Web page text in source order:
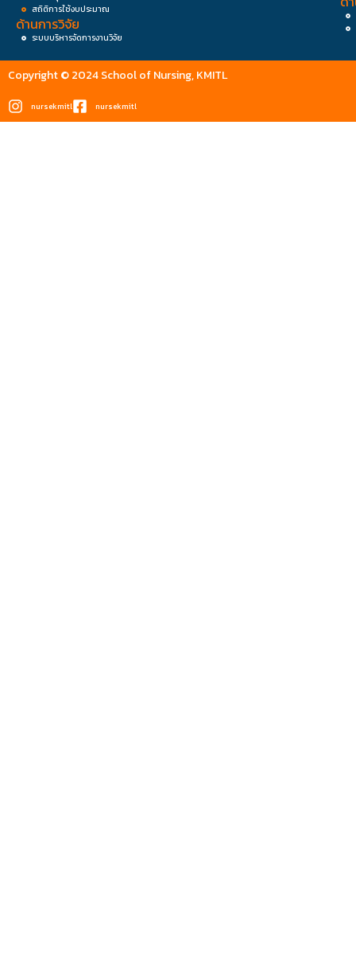
สถิติการใช้งบประมาณ
ด้านการวิจัย
ระบบบริหารจัดการงานวิจัย
Copyright © 2024 School of Nursing, KMITL
nursekmitl nursekmitl